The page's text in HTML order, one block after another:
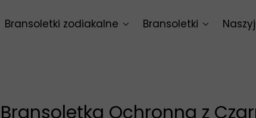
Bransoletki zodiakalne
Bransoletki
Bransoletka Ochronna z